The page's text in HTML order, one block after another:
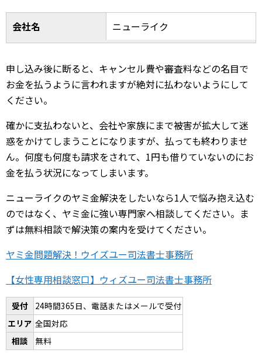
会社名 ニューライク
申し込み後に断ると、キャンセル費や審査料などの名目で
お金を払うように言われますが絶対に払わないようにして
ください。
確かに支払わないと、会社や家族にまで被害が拡大して迷
惑をかけてしまうことになりますが、払っても終わりませ
ん。何度も何度も請求をされて、1円も借りていないのにお
金を払う状況になってしまいます。
ニューライクのヤミ金解決をしたいなら1人で悩み抱え込む
のではなく、ヤミ金に強い専門家へ相談してください。ま
ずは無料相談で解決策の案内を受けてください。
ヤミ金問題解決！ウイズユー司法書士事務所
【女性専用相談窓口】ウィズユー司法書士事務所
受付
24時間365日、電話またはメールで受付
エリア 全国対応
相談
無料